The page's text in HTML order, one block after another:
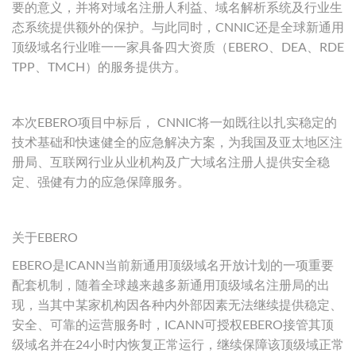
要的意义，并将对域名注册人利益、域名解析系统及行业生
态系统提供额外的保护。与此同时，CNNIC还是全球新通用
顶级域名行业唯一一家具备四大资质（EBERO、DEA、RDE
TPP、TMCH）的服务提供方。
本次EBERO项目中标后， CNNIC将一如既往以扎实稳定的
技术基础和快速健全的应急解决方案，为我国及亚太地区注
册局、互联网行业从业机构及广大域名注册人提供安全稳
定、强健有力的应急保障服务。
关于EBERO
EBERO是ICANN当前新通用顶级域名开放计划的一项重要
配套机制，随着全球越来越多新通用顶级域名注册局的出
现，当其中某家机构因各种内外部因素无法继续提供稳定、
安全、可靠的运营服务时，ICANN可授权EBERO接管其顶
级域名并在24小时内恢复正常运行，继续保障该顶级域正常